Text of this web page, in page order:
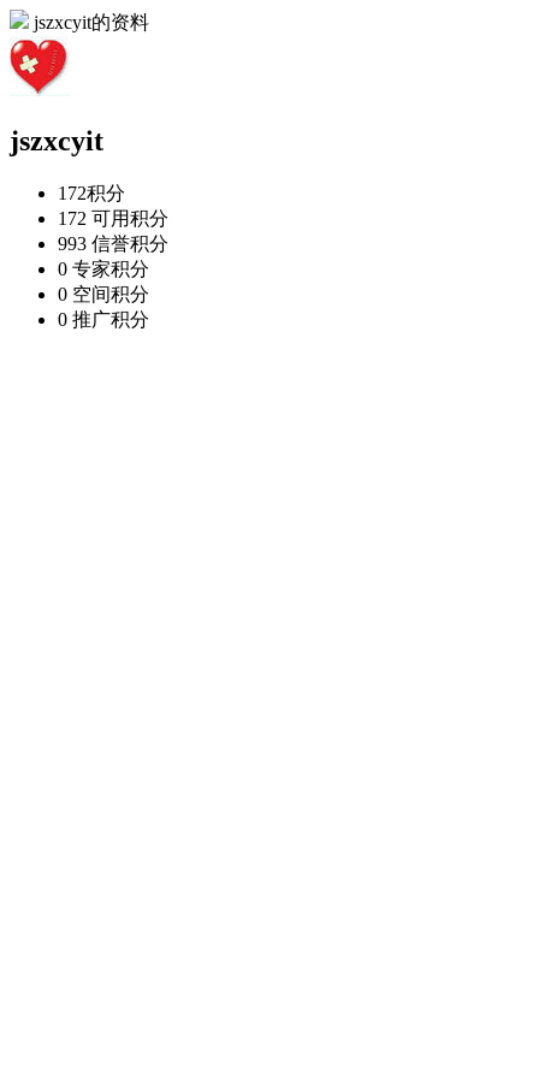
jszxcyit的资料
jszxcyit
172积分
172 可用积分
993 信誉积分
0 专家积分
0 空间积分
0 推广积分